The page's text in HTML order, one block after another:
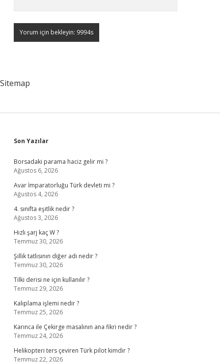
Sitemap
Sidebar
Son Yazılar
Borsadaki parama haciz gelir mi ?
Ağustos 6, 2026
Avar İmparatorluğu Türk devleti mi ?
Ağustos 4, 2026
4. sınıfta eşitlik nedir ?
Ağustos 3, 2026
Hızlı şarj kaç W ?
Temmuz 30, 2026
Şıllık tatlısının diğer adı nedir ?
Temmuz 30, 2026
Tilki derisi ne için kullanılır ?
Temmuz 29, 2026
Kalıplama işlemi nedir ?
Temmuz 25, 2026
Karınca ile Çekirge masalının ana fikri nedir ?
Temmuz 24, 2026
Helikopteri ters çeviren Türk pilot kimdir ?
Temmuz 22, 2026